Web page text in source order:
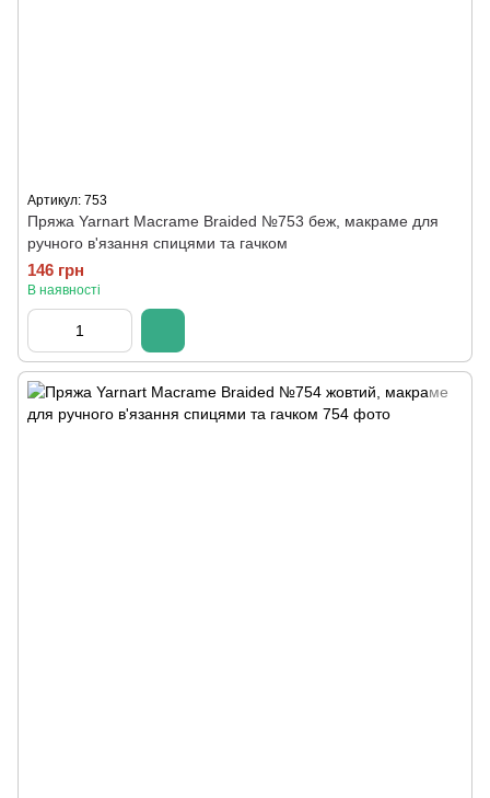
Артикул: 753
Пряжа Yarnart Macrame Braided №753 беж, макраме для
ручного в'язання спицями та гачком
146 грн
В наявності